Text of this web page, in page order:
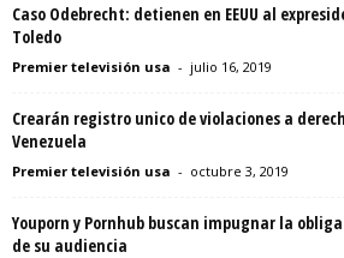
Caso Odebrecht: detienen en EEUU al
Toledo
Premier televisión usa - julio 16, 2019
Crearán registro unico de violaciones a
Venezuela
Premier televisión usa - octubre 3, 2019
Youporn y Pornhub buscan impugnar la
de su audiencia